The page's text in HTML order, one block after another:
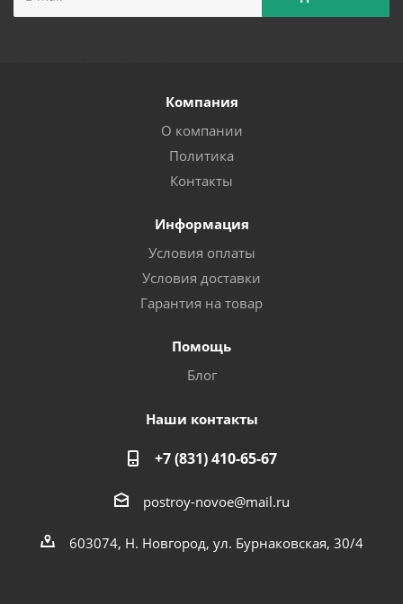
Компания
О компании
Политика
Контакты
Информация
Условия оплаты
Условия доставки
Гарантия на товар
Помощь
Блог
Наши контакты
+7 (831) 410-65-67
postroy-novoe@mail.ru
603074, Н. Новгород, ул. Бурнаковская, 30/4